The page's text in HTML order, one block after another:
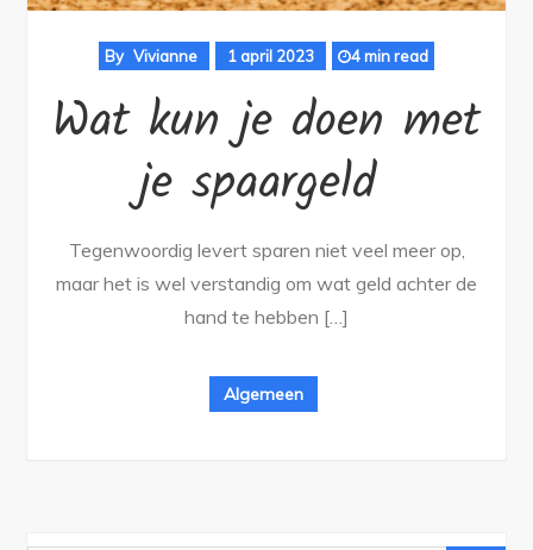
By Vivianne 1 april 2023 4 min read
Wat kun je doen met
je spaargeld
Tegenwoordig levert sparen niet veel meer op,
maar het is wel verstandig om wat geld achter de
hand te hebben […]
Algemeen